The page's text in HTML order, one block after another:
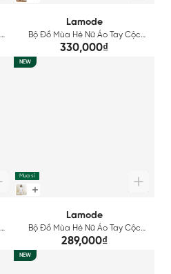
Lamode
Bộ Đồ Mùa Hè Nữ Áo Tay Cộc
Quần Dài Lụa Latin Lamode
LST033AS0
330,000₫
NEW
Mua sỉ
Lamode
Bộ Đồ Mùa Hè Nữ Áo Tay Cộc
Quần Đùi Lụa Latin Lamode
LST035AS0
289,000₫
NEW